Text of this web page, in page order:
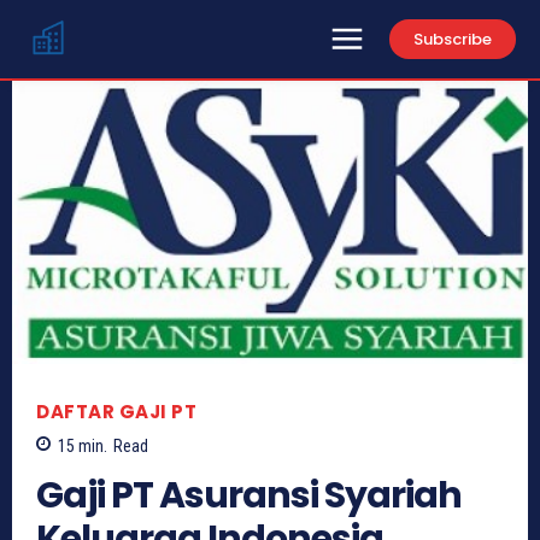
Subscribe
DAFTAR GAJI PT
15 min. Read
Gaji PT Asuransi Syariah